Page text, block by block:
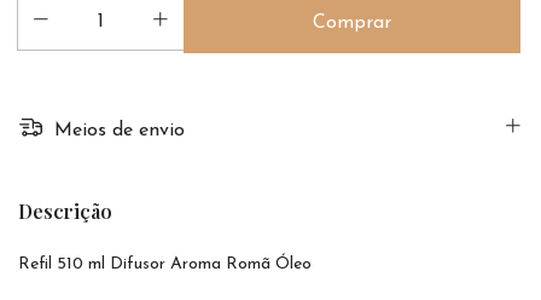
Meios de envio
Descrição
Refil 510 ml Difusor Aroma Romã Óleo